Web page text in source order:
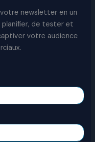
newsletter en un
planifier, de tester et
votre audience